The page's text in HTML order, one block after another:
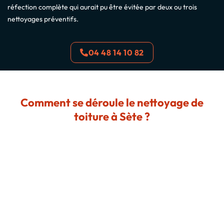
réfection complète qui aurait pu être évitée par deux ou trois
nettoyages préventifs.
04 48 14 10 82
Comment se déroule le nettoyage de
toiture à Sète ?